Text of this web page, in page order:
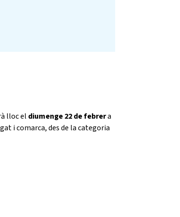
lloc el diumenge 22 de febrera
i comarca, des de la categoria